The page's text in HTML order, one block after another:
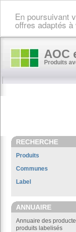
En poursuivant
offres adaptés
AOC
Produits
RECHERCHE
Produits
Communes
Label
ANNUAIRE
Annuaire des
produits labelisés